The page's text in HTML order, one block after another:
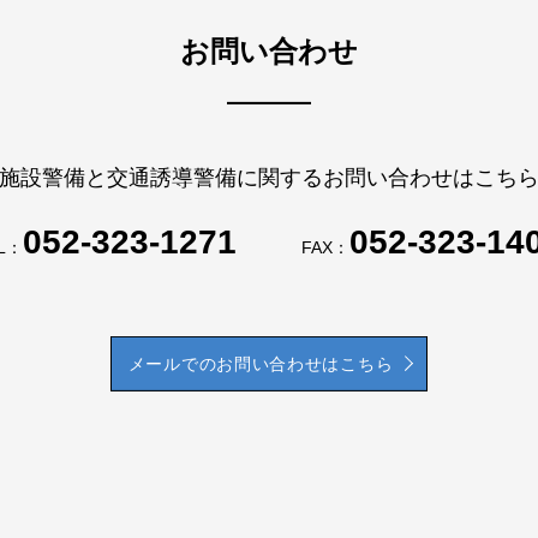
お問い合わせ
施設警備と交通誘導警備に関するお問い合わせはこちら
052-323-1271 FAX： 052-323-
メールでのお問い合わせはこちら